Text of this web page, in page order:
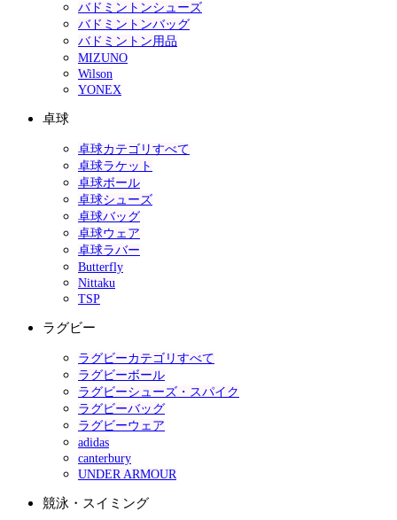
バドミントンシューズ
バドミントンバッグ
バドミントン用品
MIZUNO
Wilson
YONEX
卓球
卓球カテゴリすべて
卓球ラケット
卓球ボール
卓球シューズ
卓球バッグ
卓球ウェア
卓球ラバー
Butterfly
Nittaku
TSP
ラグビー
ラグビーカテゴリすべて
ラグビーボール
ラグビーシューズ・スパイク
ラグビーバッグ
ラグビーウェア
adidas
canterbury
UNDER ARMOUR
競泳・スイミング